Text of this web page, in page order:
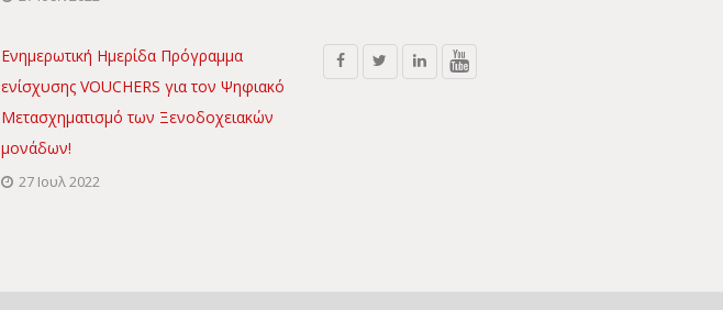
Ενημερωτική Ημερίδα Πρόγραμμα
ενίσχυσης VOUCHERS για τον Ψηφιακό
Μετασχηματισμό των Ξενοδοχειακών
μονάδων!
27 Ιουλ 2022